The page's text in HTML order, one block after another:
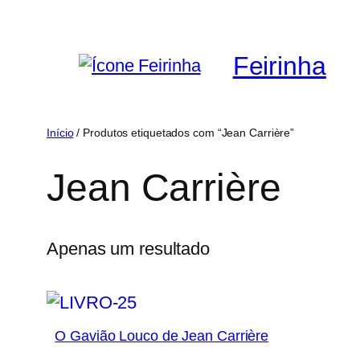
Feirinha
Início/ Produtos etiquetados com “Jean Carrière”
Jean Carrière
Apenas um resultado
O Gavião Louco de Jean Carrière